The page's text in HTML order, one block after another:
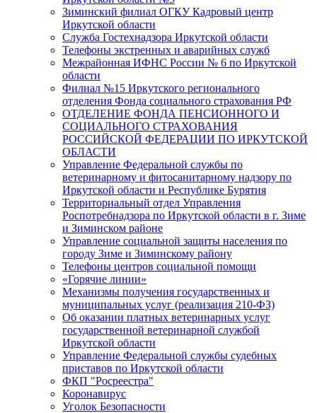
Зиминский филиал ОГКУ Кадровый центр
Иркутской области
Служба Гостехнадзора Иркутской области
Телефоны экстренных и аварийных служб
Межрайонная ИФНС России № 6 по Иркутской
области
Филиал №15 Иркутского регионального
отделения Фонда социального страхования РФ
ОТДЕЛЕНИЕ ФОНДА ПЕНСИОННОГО И
СОЦИАЛЬНОГО СТРАХОВАНИЯ
РОССИЙСКОЙ ФЕДЕРАЦИИ ПО ИРКУТСКОЙ
ОБЛАСТИ
Управление Федеральной службы по
ветеринарному и фитосанитарному надзору по
Иркутской области и Республике Бурятия
Территориальный отдел Управления
Роспотребнадзора по Иркутской области в г. Зиме
и Зиминском районе
Управление социальной защиты населения по
городу Зиме и Зиминскому району
Телефоны центров социальной помощи
«Горячие линии»
Механизмы получения государственных и
муниципальных услуг (реализация 210-ФЗ)
Об оказании платных ветеринарных услуг
государственной ветеринарной службой
Иркутской области
Управление Федеральной службы судебных
приставов по Иркутской области
ФКП "Росреестра"
Коронавирус
Уголок Безопасности